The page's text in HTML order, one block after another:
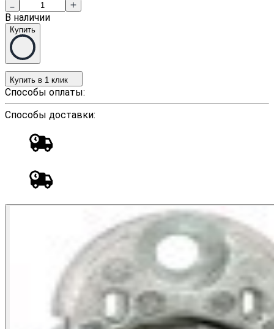
В наличии
Купить
Купить в 1 клик
Способы оплаты:
Способы доставки: